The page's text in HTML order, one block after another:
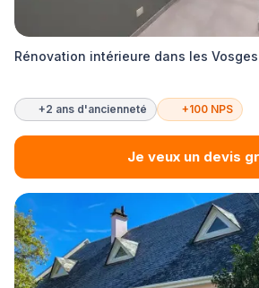
Rénovation intérieure dans les
+2 ans d'ancienneté +100 NPS
Je veux un devis